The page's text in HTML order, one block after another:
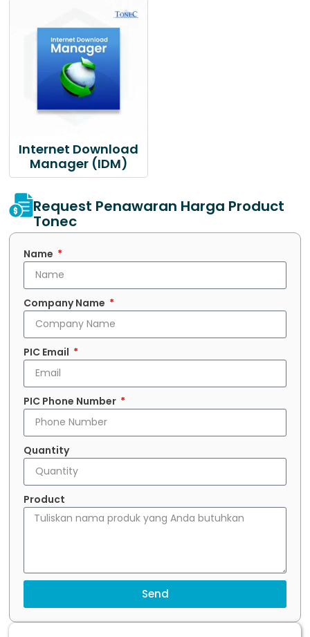
Internet Download
Manager (IDM)
Request Penawaran Harga Product
Tonec
Name
Company Name
PIC Email
PIC Phone Number
Quantity
Product
Send